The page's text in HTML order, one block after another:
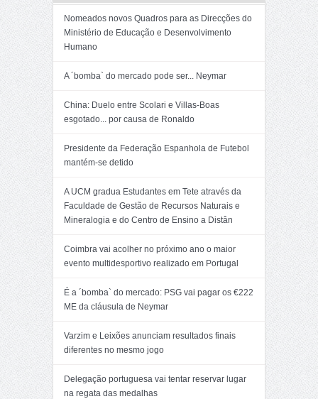
Nomeados novos Quadros para as Direcções do
Ministério de Educação e Desenvolvimento
Humano
A ´bomba` do mercado pode ser... Neymar
China: Duelo entre Scolari e Villas-Boas
esgotado... por causa de Ronaldo
Presidente da Federação Espanhola de Futebol
mantém-se detido
A UCM gradua Estudantes em Tete através da
Faculdade de Gestão de Recursos Naturais e
Mineralogia e do Centro de Ensino a Distân
Coimbra vai acolher no próximo ano o maior
evento multidesportivo realizado em Portugal
É a ´bomba` do mercado: PSG vai pagar os €222
ME da cláusula de Neymar
Varzim e Leixões anunciam resultados finais
diferentes no mesmo jogo
Delegação portuguesa vai tentar reservar lugar
na regata das medalhas